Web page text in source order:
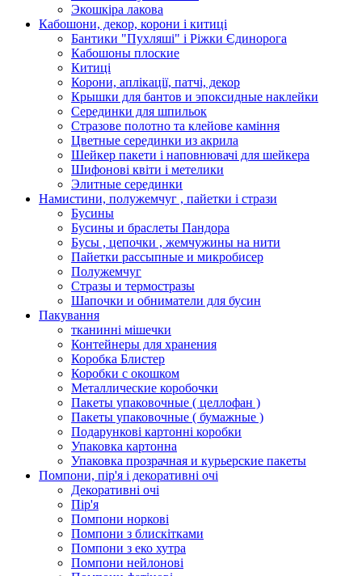
Экошкiра лакова
Кабошони, декор, корони і китиці
Бантики "Пухляші" і Ріжки Єдинорога
Кабошоны плоские
Китиці
Корони, аплікації, патчі, декор
Крышки для бантов и эпоксидные наклейки
Серединки для шпильок
Стразове полотно та клейове каміння
Цветные серединки из акрила
Шейкер пакети і наповнювачі для шейкера
Шифонові квіти і метелики
Элитные серединки
Намистини, полужемчуг , пайетки і стрази
Бусины
Бусины и браслеты Пандора
Бусы , цепочки , жемчужины на нити
Пайетки рассыпные и микробисер
Полужемчуг
Стразы и термостразы
Шапочки и обниматели для бусин
Пакування
тканинні мішечки
Контейнеры для хранения
Коробка Блистер
Коробки с окошком
Металлические коробочки
Пакеты упаковочные ( целлофан )
Пакеты упаковочные ( бумажные )
Подарункові картонні коробки
Упаковка картонна
Упаковка прозрачная и курьерские пакеты
Помпони, пір'я і декоративні очі
Декоративні очі
Пір'я
Помпони норкові
Помпони з блискітками
Помпони з еко хутра
Помпони нейлонові